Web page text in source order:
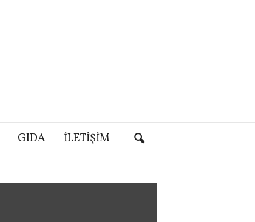
GIDA İLETIŞIM